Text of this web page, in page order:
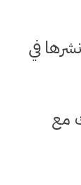
في
مع